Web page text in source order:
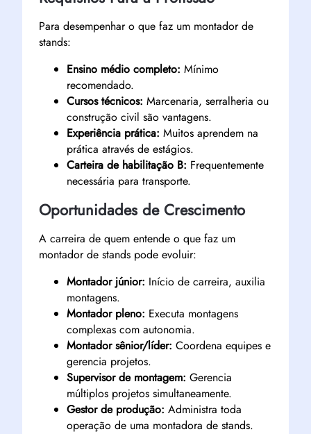
Para desempenhar o que faz um montador de
stands:
Ensino médio completo: Mínimo
recomendado.
Cursos técnicos: Marcenaria, serralheria ou
construção civil são vantagens.
Experiência prática: Muitos aprendem na
prática através de estágios.
Carteira de habilitação B: Frequentemente
necessária para transporte.
Oportunidades de Crescimento
A carreira de quem entende o que faz um
montador de stands pode evoluir:
Montador júnior: Início de carreira, auxilia
montagens.
Montador pleno: Executa montagens
complexas com autonomia.
Montador sênior/líder: Coordena equipes e
gerencia projetos.
Supervisor de montagem: Gerencia
múltiplos projetos simultaneamente.
Gestor de produção: Administra toda
operação de uma montadora de stands.